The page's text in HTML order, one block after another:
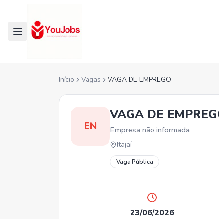
Início Vagas VAGA DE EMPREGO
EN
VAGA DE
Empresa não informada
Itajaí
Vaga Pública
23/06/2026